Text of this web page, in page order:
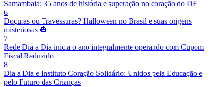
Samambaia: 35 anos de história e superação no coração do DF
6
Doçuras ou Travessuras? Halloween no Brasil e suas origens
misteriosas 🎃
7
Rede Dia a Dia inicia o ano integralmente operando com Cupom
Fiscal Reduzido
8
Dia a Dia e Instituto Coração Solidário: Unidos pela Educação e
pelo Futuro das Crianças